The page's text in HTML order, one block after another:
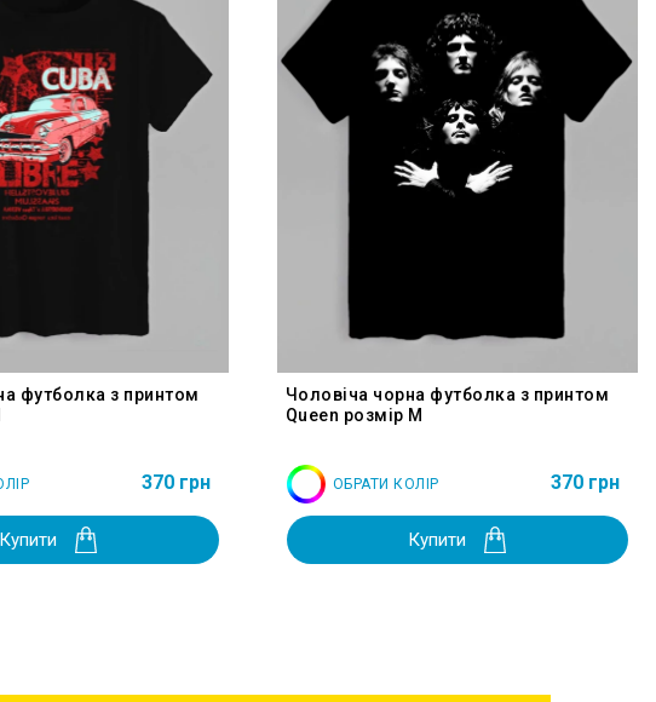
футболка з принтом
370 грн
Купити
Чоловіча чорна футболка з принтом
Queen розмір M
ОБРАТИ КОЛІР 370 грн
Купити